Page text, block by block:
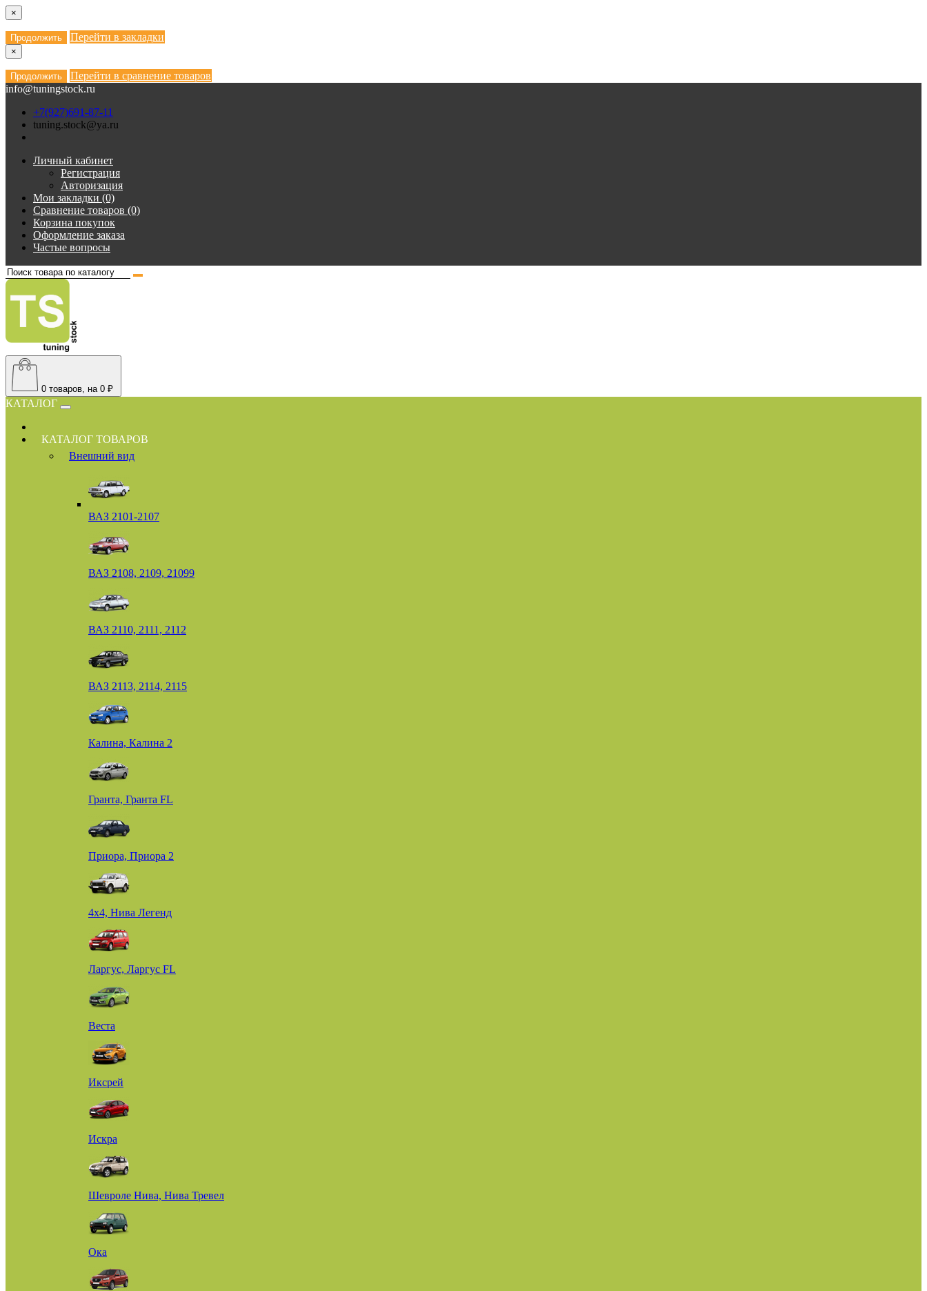
×
Продолжить Перейти в закладки
×
Продолжить
Перейти в сравнение товаров
info@tuningstock.ru
+7(927)691-87-11
tuning.stock@ya.ru
Личный кабинет
Регистрация
Авторизация
Мои закладки (0)
Сравнение товаров (0)
Корзина покупок
Оформление заказа
Частые вопросы
0 товаров, на 0 ₽
КАТАЛОГ
КАТАЛОГ ТОВАРОВ
Внешний вид
ВАЗ 2101-2107
ВАЗ 2108, 2109, 21099
ВАЗ 2110, 2111, 2112
ВАЗ 2113, 2114, 2115
Калина, Калина 2
Гранта, Гранта FL
Приора, Приора 2
4х4, Нива Легенд
Ларгус, Ларгус FL
Веста
Иксрей
Искра
Шевроле Нива, Нива Тревел
Ока